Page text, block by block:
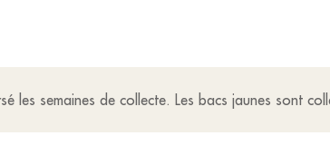
les semaines de collecte. Les bacs jaunes sont